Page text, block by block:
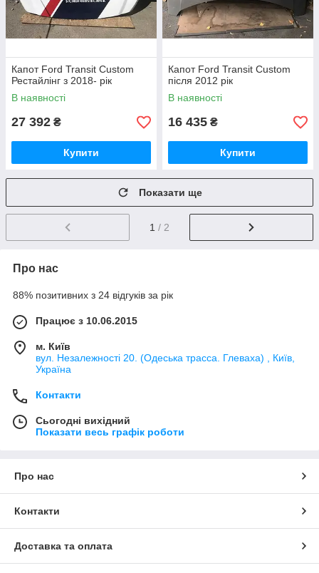
Капот Ford Transit Custom
Рестайлінг з 2018- рік
В наявності
27 392 ₴
Купити
Капот Ford Transit Custom
після 2012 рік
В наявності
16 435 ₴
Купити
Показати ще
1 / 2
Про нас
88% позитивних з 24 відгуків за рік
Працює з 10.06.2015
м. Київ
вул. Незалежності 20. (Одеська трасса. Глеваха) , Київ,
Україна
Контакти
Сьогодні вихідний
Показати весь графік роботи
Про нас
Контакти
Доставка та оплата